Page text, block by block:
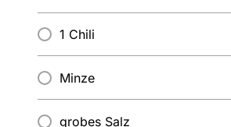
1 Chili
Minze
grobes Salz